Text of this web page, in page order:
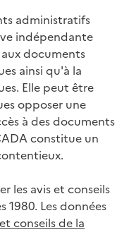
administratifs
indépendante
documents
ainsi qu'à la
Elle peut être
opposer une
à des documents
constitue un
les avis et conseils
1980. Les données
conseils de la